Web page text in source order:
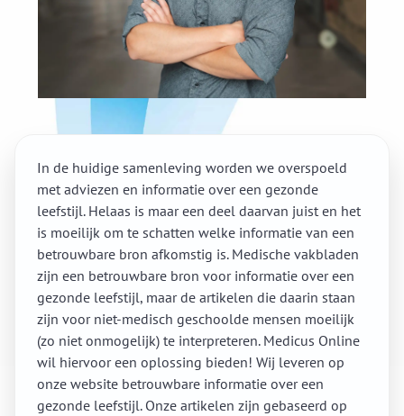
In de huidige samenleving worden we overspoeld
met adviezen en informatie over een gezonde
leefstijl. Helaas is maar een deel daarvan juist en het
is moeilijk om te schatten welke informatie van een
betrouwbare bron afkomstig is. Medische vakbladen
zijn een betrouwbare bron voor informatie over een
gezonde leefstijl, maar de artikelen die daarin staan
zijn voor niet-medisch geschoolde mensen moeilijk
(zo niet onmogelijk) te interpreteren. Medicus Online
wil hiervoor een oplossing bieden! Wij leveren op
onze website betrouwbare informatie over een
gezonde leefstijl. Onze artikelen zijn gebaseerd op